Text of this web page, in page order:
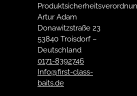
Artur Adam
Donawitzstraße 23
53840 Troisdorf –
Deutschland
0171-8392746
Info@first-class-
baits.de